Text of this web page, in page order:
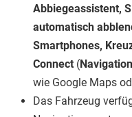
Abbiegeassistent,
automatisch
Smartphones,
Connect (Navigation
wie Google Maps
Das Fahrzeug